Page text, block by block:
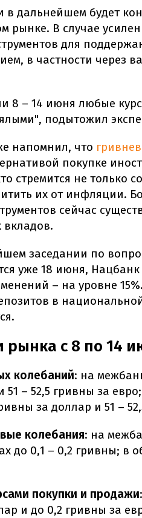
в дальнейшем будет
рынке. В случае
для
в частности через
8 – 14 июня любые
подытожил
напомнил, что
покупке
стремится не только
их от инфляции.
сейчас
вкладов.
заседании по
уже 18 июня,
– на уровне
в
рынка с 8 по 14
колебаний: на
51 – 52,5 гривны за
за доллар и 51 –
колебания: на
до 0,1 – 0,2 гривны; в
покупки и продажи
и до 0,2 гривны за